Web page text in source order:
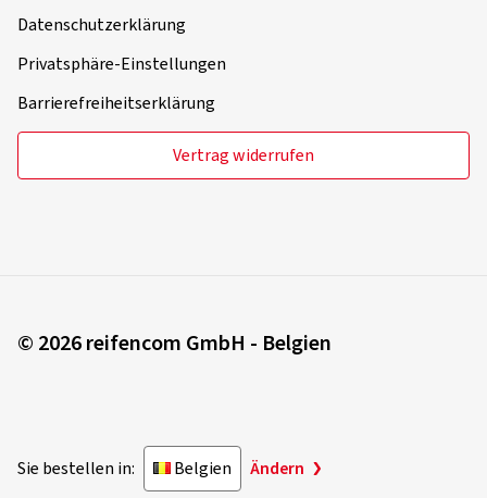
Datenschutzerklärung
Privatsphäre-Einstellungen
Barrierefreiheitserklärung
Vertrag widerrufen
© 2026 reifencom GmbH - Belgien
Sie bestellen in: Belgien Ändern